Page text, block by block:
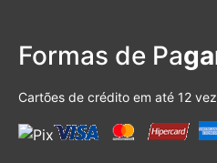
Formas de Pa
Cartões de crédito em até 12